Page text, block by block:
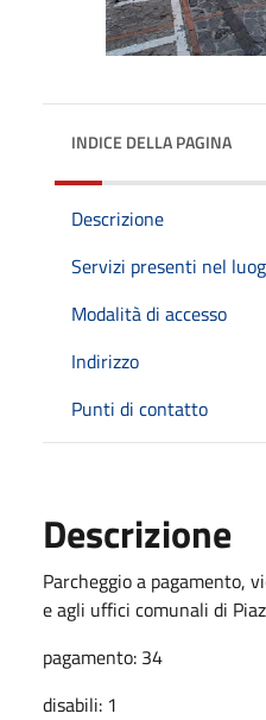
INDICE DELLA PAGINA
Descrizione
Servizi presenti nel
Modalità di accesso
Indirizzo
Punti di contatto
Descrizione
Parcheggio a pagamento,
e agli uffici comunali di
pagamento: 34
disabili: 1